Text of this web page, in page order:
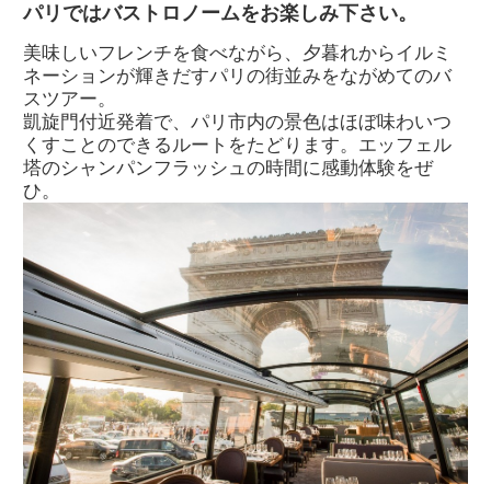
パリではバストロノームをお楽しみ下さい。
美味しいフレンチを食べながら、夕暮れからイルミ
ネーションが輝きだすパリの街並みをながめてのバ
スツアー。
凱旋門付近発着で、パリ市内の景色はほぼ味わいつ
くすことのできるルートをたどります。エッフェル
塔のシャンパンフラッシュの時間に感動体験をぜ
ひ。